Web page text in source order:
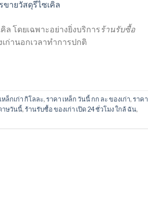
โดยเฉพาะอย่างยิ่งบริการร้านรับซื้อ
ก่านอกเวลาทำการปกติ
ล็กเก่า กิโลละ,ราคา เหล็ก วันนี้ กก ละ ของเก่า,ราคา
าษวันนี้,ร้านรับซื้อ ของเก่า เปิด 24 ชั่วโมง ใกล้ ฉัน,